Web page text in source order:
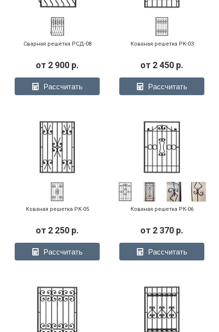
Сварная решетка РСД-08
от 2 900 р.
Рассчитать
Кованая решетка РК-03
от 2 450 р.
Рассчитать
Кованая решетка РК-05
от 2 250 р.
Рассчитать
Кованая решетка РК-06
от 2 370 р.
Рассчитать